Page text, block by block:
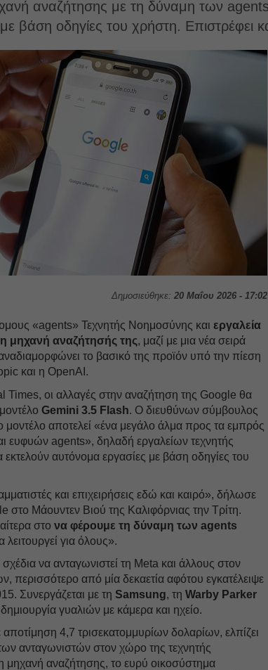
αναζήτησης με τη δύναμη των
βάση οδηγίες του χρήστη. Επιστρέφει
Δημοσιεύθηκε: 20 Μαΐου 2026 - 17:02
«agents» Τεχνητής Νοημοσύνης και εργαλεία
μηχανή αναζήτησής της, μαζί με μια νέα σειρά
το βασικό της προϊόν υπό την πίεση
και η OpenAI.
οι αλλαγές στην αναζήτηση της Google θα
Gemini 3.5 Flash. Ο διευθύνων σύμβουλος
μοντέλο αποτελεί «ένα μεγάλο άλμα προς τα εμπρός
ευφυών agents», δηλαδή εργαλείων τεχνητής
αυτόνομα εργασίες με βάση οδηγίες του
και επιχειρήσεις εδώ και καιρό», δήλωσε
στο Μάουντεν Βιού της Καλιφόρνιας την Τρίτη.
στονα φέρουμε τη δύναμη των agents
λειτουργεί για όλους».
να ανταγωνιστεί τη Meta και άλλους στον
περισσότερο από μία δεκαετία αφότου εγκατέλειψε
Συνεργάζεται με τη Samsung, τηWarby Parker
δημιουργία γυαλιών με κάμερα και ηχείο.
4,7 τρισεκατομμυρίων δολαρίων, ελπίζει
ανταγωνιστών στον χώρο της τεχνητής
μηχανή αναζήτησης, το ευρύ οικοσύστημα